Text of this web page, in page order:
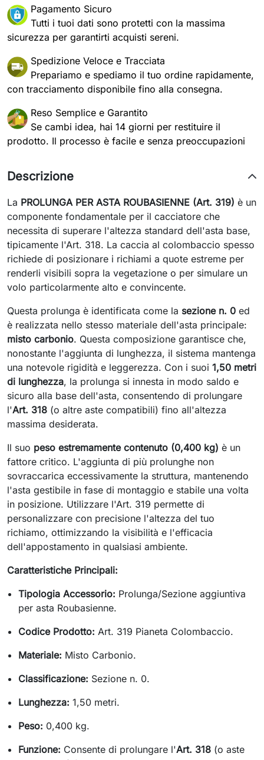
Pagamento Sicuro
Tutti i tuoi dati sono protetti con la massima
sicurezza per garantirti acquisti sereni.
Spedizione Veloce e Tracciata
Prepariamo e spediamo il tuo ordine rapidamente,
con tracciamento disponibile fino alla consegna.
Reso Semplice e Garantito
Se cambi idea, hai 14 giorni per restituire il
prodotto. Il processo è facile e senza preoccupazioni
Descrizione
La PROLUNGA PER ASTA ROUBASIENNE (Art. 319) è un
componente fondamentale per il cacciatore che
necessita di superare l'altezza standard dell'asta base,
tipicamente l'Art. 318. La caccia al colombaccio spesso
richiede di posizionare i richiami a quote estreme per
renderli visibili sopra la vegetazione o per simulare un
volo particolarmente alto e convincente.
Questa prolunga è identificata come la sezione n. 0 ed
è realizzata nello stesso materiale dell'asta principale:
misto carbonio. Questa composizione garantisce che,
nonostante l'aggiunta di lunghezza, il sistema mantenga
una notevole rigidità e leggerezza. Con i suoi 1,50 metri
di lunghezza, la prolunga si innesta in modo saldo e
sicuro alla base dell'asta, consentendo di prolungare
l'Art. 318 (o altre aste compatibili) fino all'altezza
massima desiderata.
Il suo peso estremamente contenuto (0,400 kg) è un
fattore critico. L'aggiunta di più prolunghe non
sovraccarica eccessivamente la struttura, mantenendo
l'asta gestibile in fase di montaggio e stabile una volta
in posizione. Utilizzare l'Art. 319 permette di
personalizzare con precisione l'altezza del tuo
richiamo, ottimizzando la visibilità e l'efficacia
dell'appostamento in qualsiasi ambiente.
Caratteristiche Principali:
Tipologia Accessorio: Prolunga/Sezione aggiuntiva
per asta Roubasienne.
Codice Prodotto: Art. 319 Pianeta Colombaccio.
Materiale: Misto Carbonio.
Classificazione: Sezione n. 0.
Lunghezza: 1,50 metri.
Peso: 0,400 kg.
Funzione: Consente di prolungare l'Art. 318 (o aste